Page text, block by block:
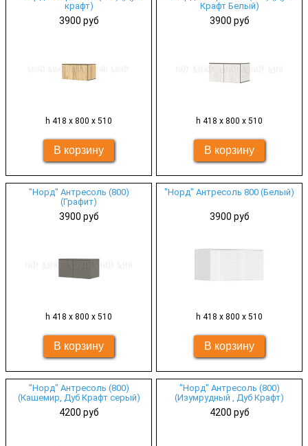
крафт)
3900 руб
h 418 х 800 х 510
Крафт Белый)
3900 руб
h 418 х 800 х 510
"Норд" Антресоль (800)
(Графит)
3900 руб
h 418 х 800 х 510
"Норд" Антресоль 800 (Белый)
3900 руб
h 418 х 800 х 510
"Норд" Антресоль (800)
(Кашемир, Дуб Крафт серый)
4200 руб
"Норд" Антресоль (800)
(Изумрудный , Дуб Крафт)
4200 руб